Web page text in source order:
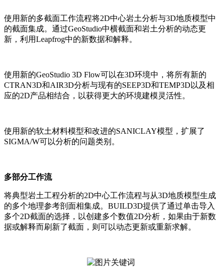
使用新的多截面工作流程将2D中心岩土分析与3D地质模型中
的截面集成。通过GeoStudio中横截面和岩土分析的动态更
新，利用Leapfrog中的新数据和解释。
使用新的GeoStudio 3D Flow可以在3D环境中，将所有新的
CTRAN3D和AIR3D分析与现有的SEEP3D和TEMP3D以及相
应的2D产品相结合，以获得更大的环境建模灵活性。
使用新的软土材料模型和改进的SANICLAY模型，扩展了
SIGMA/W可以分析的问题类别。
多部分工作流
将典型岩土工程分析的2D中心工作流程与从3D地质模型生成
的多个地理参考剖面相集成。BUILD3D提供了通过单击导入
多个2D截面的选择，以创建多个数值2D分析，如果由于新数
据或解释而刷新了截面，则可以动态更新或重新求解。